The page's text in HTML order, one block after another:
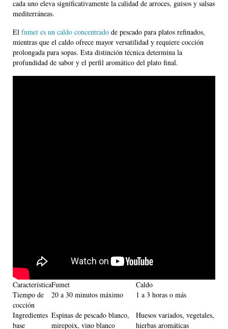
cada uno eleva significativamente la calidad de arroces, guisos y salsas
mediterráneas.
El fumet es un caldo concentrado de pescado para platos refinados,
mientras que el caldo ofrece mayor versatilidad y requiere cocción
prolongada para sopas. Esta distinción técnica determina la
profundidad de sabor y el perfil aromático del plato final.
CaracterísticaFumet
Caldo
Tiempo de
cocción
20 a 30 minutos máximo 1 a 3 horas o más
Ingredientes
base
Espinas de pescado blanco,
mirepoix, vino blanco
Huesos variados, vegetales,
hierbas aromáticas